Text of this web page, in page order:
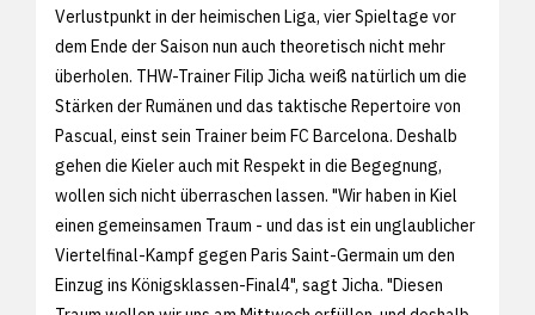
Verlustpunkt in der heimischen Liga, vier Spieltage vor
dem Ende der Saison nun auch theoretisch nicht mehr
überholen. THW-Trainer Filip Jicha weiß natürlich um die
Stärken der Rumänen und das taktische Repertoire von
Pascual, einst sein Trainer beim FC Barcelona. Deshalb
gehen die Kieler auch mit Respekt in die Begegnung,
wollen sich nicht überraschen lassen. "Wir haben in Kiel
einen gemeinsamen Traum - und das ist ein unglaublicher
Viertelfinal-Kampf gegen Paris Saint-Germain um den
Einzug ins Königsklassen-Final4", sagt Jicha. "Diesen